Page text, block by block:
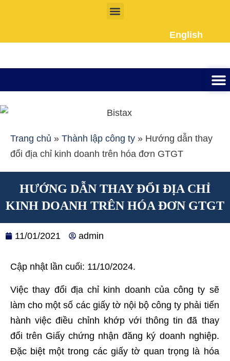
English
Trang chủ » Thành lập công ty » Hướng dẫn thay
đổi địa chỉ kinh doanh trên hóa đơn GTGT
HƯỚNG DẪN THAY ĐỔI ĐỊA CHỈ
KINH DOANH TRÊN HÓA ĐƠN GTGT
11/01/2021 admin
Cập nhật lần cuối: 11/10/2024.
Việcthay đổi địa chỉ kinh doanh của công ty sẽ
làm cho một số các giấy tờ nội bộ công ty phải tiến
hành việc điều chỉnh khớp với thông tin đã thay
đổi trên Giấy chứng nhận đăng ký doanh nghiệp.
Đặc biệt một trong các giấy tờ quan trọng là hóa